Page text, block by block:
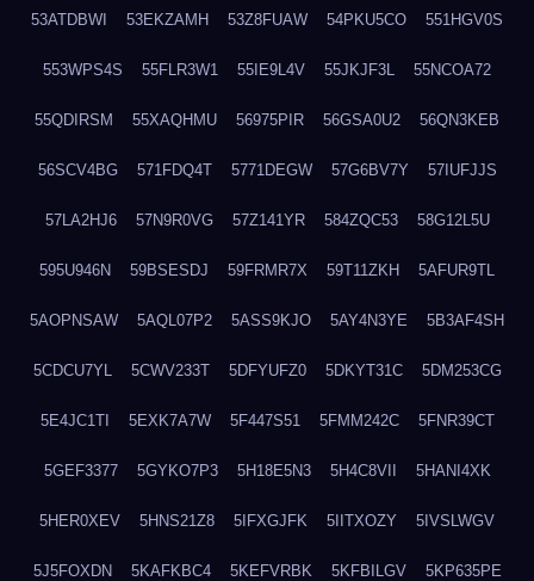
53ATDBWI 53EKZAMH 53Z8FUAW 54PKU5CO 551HGV0S
553WPS4S 55FLR3W1 55IE9L4V 55JKJF3L 55NCOA72
55QDIRSM 55XAQHMU 56975PIR 56GSA0U2 56QN3KEB
56SCV4BG 571FDQ4T 5771DEGW 57G6BV7Y 57IUFJJS
57LA2HJ6 57N9R0VG 57Z141YR 584ZQC53 58G12L5U
595U946N 59BSESDJ 59FRMR7X 59T11ZKH 5AFUR9TL
5AOPNSAW 5AQL07P2 5ASS9KJO 5AY4N3YE 5B3AF4SH
5CDCU7YL 5CWV233T 5DFYUFZ0 5DKYT31C 5DM253CG
5E4JC1TI 5EXK7A7W 5F447S51 5FMM242C 5FNR39CT
5GEF3377 5GYKO7P3 5H18E5N3 5H4C8VII 5HANI4XK
5HER0XEV 5HNS21Z8 5IFXGJFK 5IITXOZY 5IVSLWGV
5J5FOXDN 5KAFKBC4 5KEFVRBK 5KFBILGV 5KP635PE